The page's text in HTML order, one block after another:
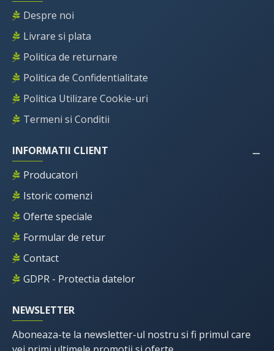
Despre noi
Livrare si plata
Politica de returnare
Politica de Confidentialitate
Politica Utilizare Cookie-uri
Termeni si Conditii
INFORMATII CLIENT
Producatori
Istoric comenzi
Oferte speciale
Formular de retur
Contact
GDPR - Protectia datelor
NEWSLETTER
Aboneaza-te la newsletter-ul nostru si fi primul care